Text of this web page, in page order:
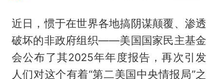
近日，惯于在世界各地搞阴谋颠覆、渗透
破坏的非政府组织——美国国家民主基金
会公布了其2025年年度报告，再次引发
人们对这个有着“第二美国中央情报局”之